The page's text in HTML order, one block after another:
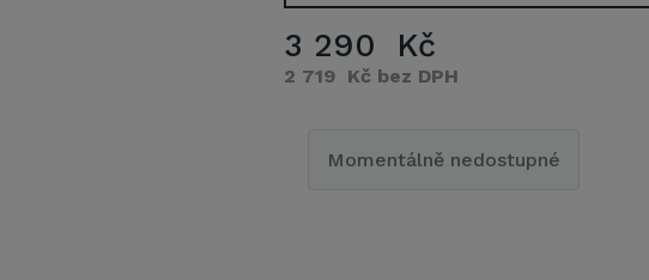
3 290 Kč
2 719 Kč bez DPH
Momentálně nedostupné